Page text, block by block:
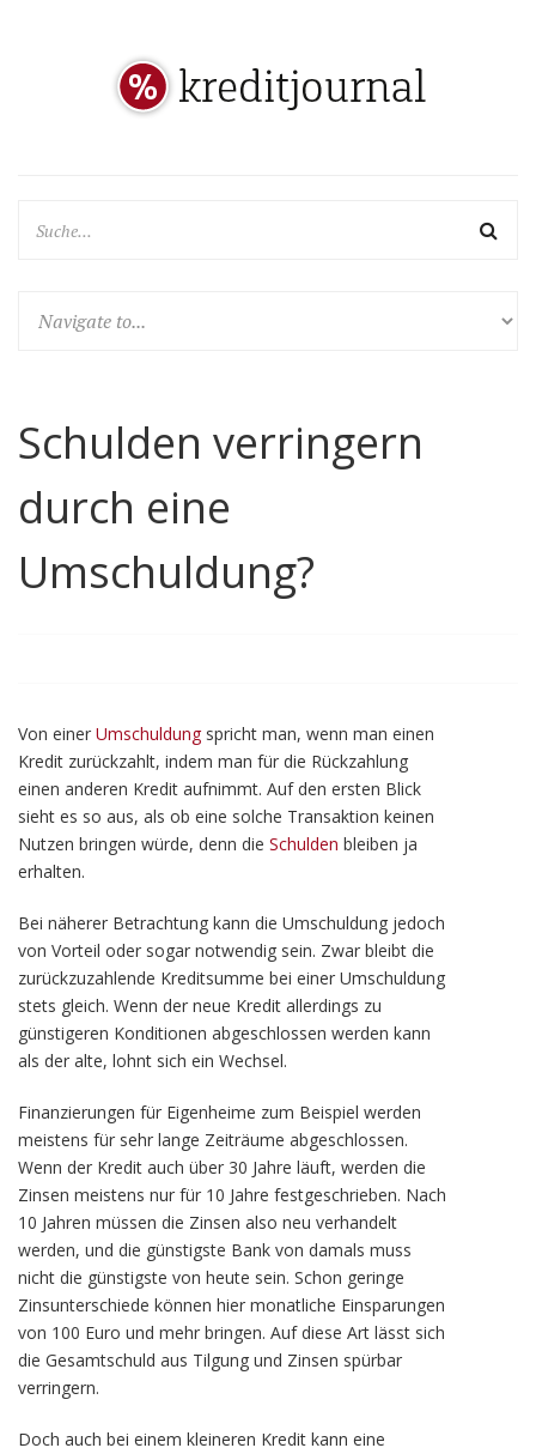
Schulden verringern
durch eine
Umschuldung?
Von einer Umschuldungspricht man, wenn man einen
Kredit zurückzahlt, indem man für die Rückzahlung
einen anderen Kredit aufnimmt. Auf den ersten Blick
sieht es so aus, als ob eine solche Transaktion keinen
Nutzen bringen würde, denn die Schulden bleiben ja
erhalten.
Bei näherer Betrachtung kann die Umschuldung jedoch
von Vorteil oder sogar notwendig sein. Zwar bleibt die
zurückzuzahlende Kreditsumme bei einer Umschuldung
stets gleich. Wenn der neue Kredit allerdings zu
günstigeren Konditionen abgeschlossen werden kann
als der alte, lohnt sich ein Wechsel.
Finanzierungen für Eigenheime zum Beispiel werden
meistens für sehr lange Zeiträume abgeschlossen.
Wenn der Kredit auch über 30 Jahre läuft, werden die
Zinsen meistens nur für 10 Jahre festgeschrieben. Nach
10 Jahren müssen die Zinsen also neu verhandelt
werden, und die günstigste Bank von damals muss
nicht die günstigste von heute sein. Schon geringe
Zinsunterschiede können hier monatliche Einsparungen
von 100 Euro und mehr bringen. Auf diese Art lässt sich
die Gesamtschuld aus Tilgung und Zinsen spürbar
verringern.
Doch auch bei einem kleineren Kredit kann eine